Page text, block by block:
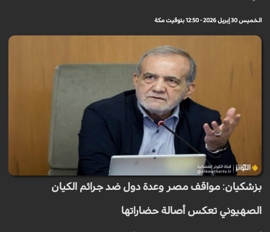
الخميس 30 إبريل 2026 - 12:50 بتوقيت مكة
بزشكيان: مواقف مصر وعدة دول ضد جرائم الكيان
الصهيوني تعكس أصالة حضاراتها